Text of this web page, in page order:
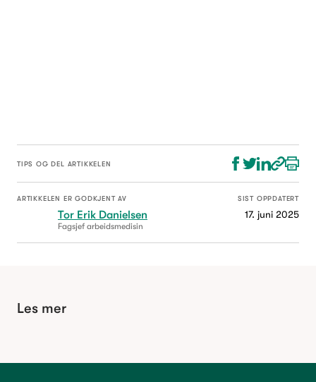
TIPS OG DEL ARTIKKELEN
ARTIKKELEN ER GODKJENT AV
Tor Erik Danielsen
Fagsjef arbeidsmedisin
SIST OPPDATERT
17. juni 2025
Les mer